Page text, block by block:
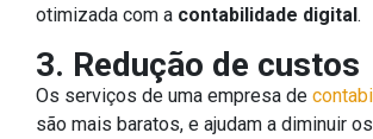
otimizada com a contabilidade digital.
3. Redução de custos
Os serviços de uma empresa de
são mais baratos, e ajudam a diminuir